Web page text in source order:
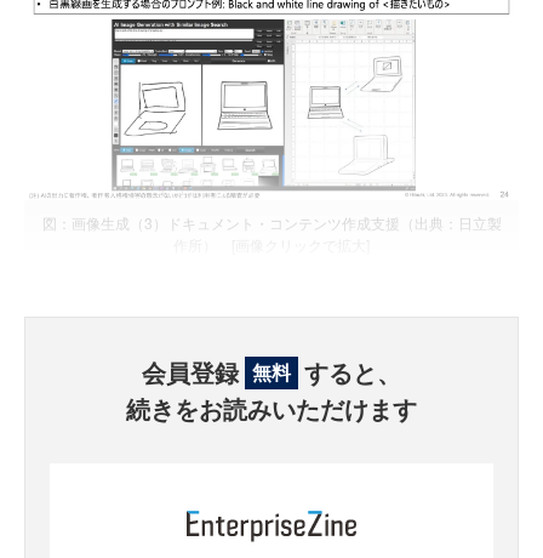
図：画像生成（3）ドキュメント・コンテンツ作成支援（出典：日立製
会員登録 無料 すると、
続きをお読みいただけます